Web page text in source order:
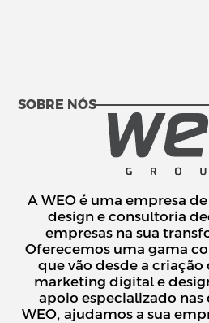
SOBRE NÓS
A WEO é uma empresa
design e consultoria
empresas na sua
Oferecemos uma gama
que vão desde a
marketing digital e
apoio especializado nas
WEO, ajudamos a sua